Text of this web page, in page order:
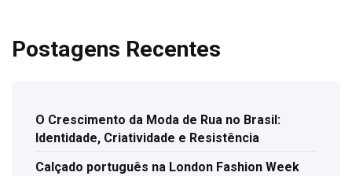
Postagens Recentes
O Crescimento da Moda de Rua no Brasil:
Identidade, Criatividade e Resistência
Calçado português na London Fashion Week